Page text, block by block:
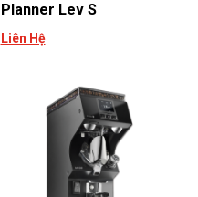
Planner Lev S
Liên Hệ